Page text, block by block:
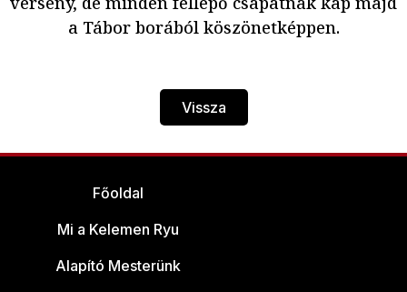
a Tábor borából köszönetképpen.
Vissza
Főoldal
Mi a Kelemen Ryu
Alapító Mesterünk